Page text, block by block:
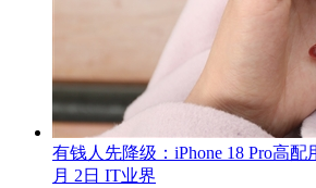
有钱人先降级：iPhone 18 Pro高配
月 2日 IT业界